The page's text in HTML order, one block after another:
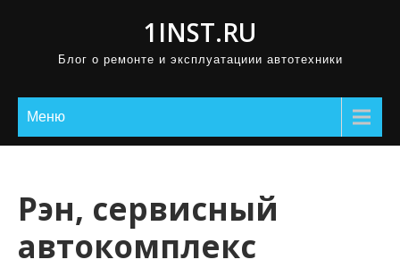
1INST.RU
Блог о ремонте и эксплуатациии автотехники
Меню
Рэн, сервисный
автокомплекс